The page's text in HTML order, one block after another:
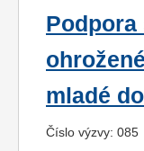
mladé
Číslo výzvy: 085